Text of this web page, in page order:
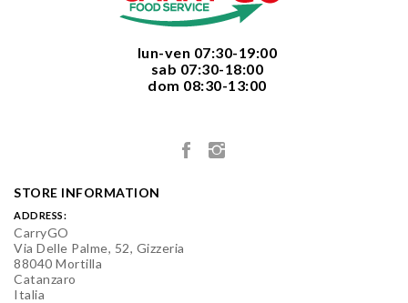
  lun-ven 07:30-19:00
  sab 07:30-18:00
  dom 08:30-13:00
STORE INFORMATION
ADDRESS:
CarryGO
Via Delle Palme, 52, Gizzeria
88040 Mortilla
Catanzaro
Italia